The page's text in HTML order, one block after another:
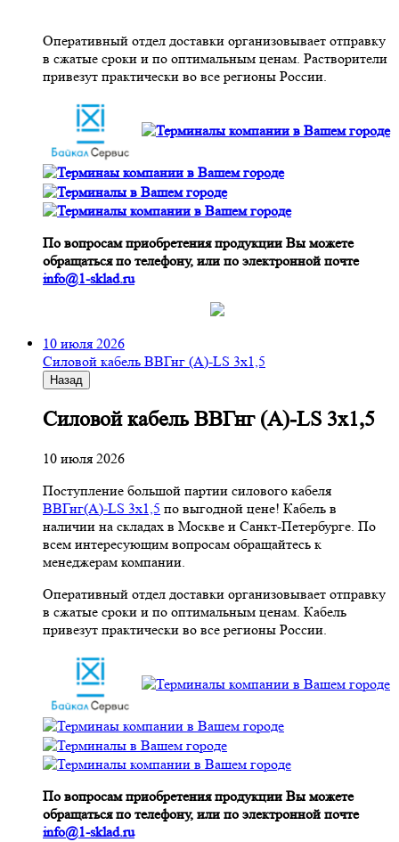
Оперативный отдел доставки организовывает отправку
в сжатые сроки и по оптимальным ценам. Растворители
привезут практически во все регионы России.
По вопросам приобретения продукции Вы можете
обращаться по телефону, или по электронной почте
info@1-sklad.ru
10 июля 2026
Cиловой кабель ВВГнг (A)-LS 3х1,5
Назад
Cиловой кабель ВВГнг (A)-LS 3х1,5
10 июля 2026
Поступление большой партии силового кабеля
ВВГнг(A)-LS 3х1,5 по выгодной цене! Кабель в
наличии на складах в Москве и Санкт-Петербурге. По
всем интересующим вопросам обращайтесь к
менеджерам компании.
Оперативный отдел доставки организовывает отправку
в сжатые сроки и по оптимальным ценам. Кабель
привезут практически во все регионы России.
По вопросам приобретения продукции Вы можете
обращаться по телефону, или по электронной почте
info@1-sklad.ru